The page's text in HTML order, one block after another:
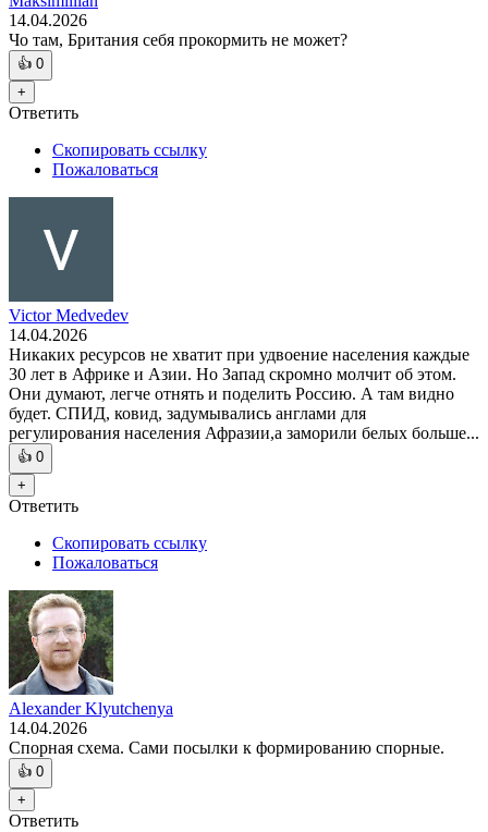
14.04.2026
Чо там, Британия себя прокормить не может?
👍 0
+
Ответить
Скопировать ссылку
Пожаловаться
Victor Medvedev
14.04.2026
Никаких ресурсов не хватит при удвоение населения каждые
30 лет в Африке и Азии. Но Запад скромно молчит об этом.
Они думают, легче отнять и поделить Россию. А там видно
будет. СПИД, ковид, задумывались англами для
регулирования населения Афразии,а заморили белых больше...
👍 0
+
Ответить
Скопировать ссылку
Пожаловаться
Alexander Klyutchenya
14.04.2026
Спорная схема. Сами посылки к формированию спорные.
👍 0
+
Ответить